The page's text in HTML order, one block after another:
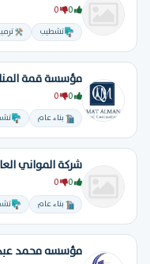
تشطيب
مؤسسة قمة
بناء عام
شركة المواني
بناء عام
مؤسسه محمد